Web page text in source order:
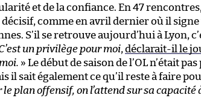
et de la confiance. En 47
comme en avril dernier où il
S’il se retrouve aujourd’hui à Lyon,
un privilège pour moi, déclarait-il le
» Le début de saison de l’OL n’était
il sait également ce qu’il reste à faire
le plan offensif, on l’attend sur sa capacité